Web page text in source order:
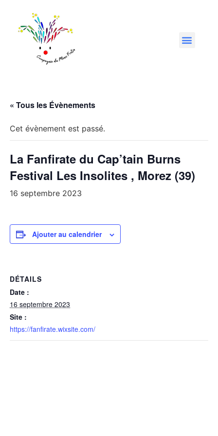
« Tous les Évènements
Cet évènement est passé.
La Fanfirate du Cap’tain Burns
Festival Les Insolites , Morez (39)
16 septembre 2023
Ajouter au calendrier
DÉTAILS
Date :
16 septembre 2023
Site :
https://fanfirate.wixsite.com/